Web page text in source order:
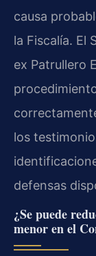
causa
la Fiscalía. El
ex Patrullero
los
defensas
¿Se puede
menor en el